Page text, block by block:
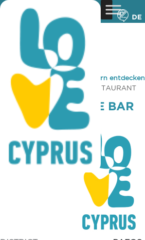
DE
You are here: Home »Zypern entdecken
FRENZY LOUNGE BAR RESTAURANT
FRENZY LOUNGE BAR
RESTAURANT